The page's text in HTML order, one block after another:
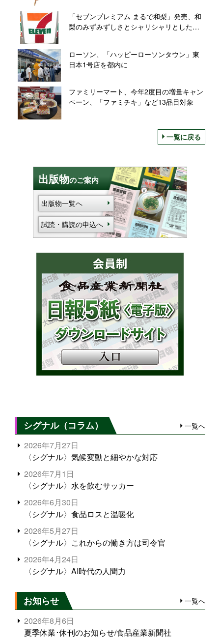
「セブンプレミアム まるで和梨」発売、和
梨のみずみずしさとシャリシャリとした食
ローソン、「ハッピーローソンタウン」東
日本1号店を都内に
ファミリーマート、今年2度目の増量キャン
ペーン、「ファミチキ」など13品目対象
一覧に戻る
出版物のご案内
出版物一覧へ
試読・購読の申込へ
シグナル（コラム） 一覧へ
2026年7月27日
〈シグナル〉気候変動と細やかな対応
2026年7月1日
〈シグナル〉水を飲むサッカー
2026年6月30日
〈シグナル〉食品ロスと温暖化
2026年5月27日
〈シグナル〉これからの働き方は司令官
2026年4月24日
〈シグナル〉AI時代の人間力
お知らせ 一覧へ
2026年8月6日
夏季休業･休刊のお知らせ/食品産業新聞社